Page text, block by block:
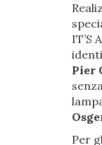
IT’S
Pier
Per